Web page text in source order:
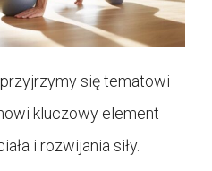
się tematowi
kluczowy element
i rozwijania siły.